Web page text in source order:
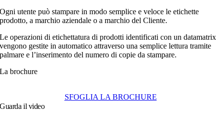
Ogni utente può stampare in modo semplice e veloce le etichette
prodotto, a marchio aziendale o a marchio del Cliente.
Le operazioni di etichettatura di prodotti identificati con un datamatrix
vengono gestite in automatico attraverso una semplice lettura tramite
palmare e l’inserimento del numero di copie da stampare.
La brochure
SFOGLIA LA BROCHURE
Guarda il video